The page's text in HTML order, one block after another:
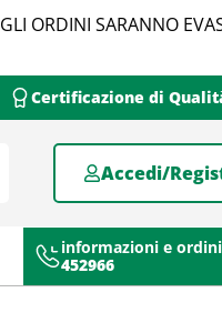
ORDINI SARANNO
Certificazione di
Accedi/
informazioni e ordini
452966